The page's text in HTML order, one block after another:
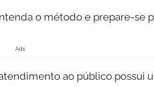
o método e prepare-se
Ads
ao público possui